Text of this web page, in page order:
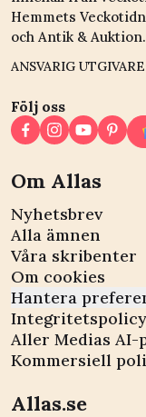
Hemmets
och Antik & Auktion.
ANSVARIG
Följ oss
Om Allas
Nyhetsbrev
Alla ämnen
Våra skribenter
Om cookies
Hantera
Integritetspolicy
Aller Medias AI-
Kommersiell
Allas.se